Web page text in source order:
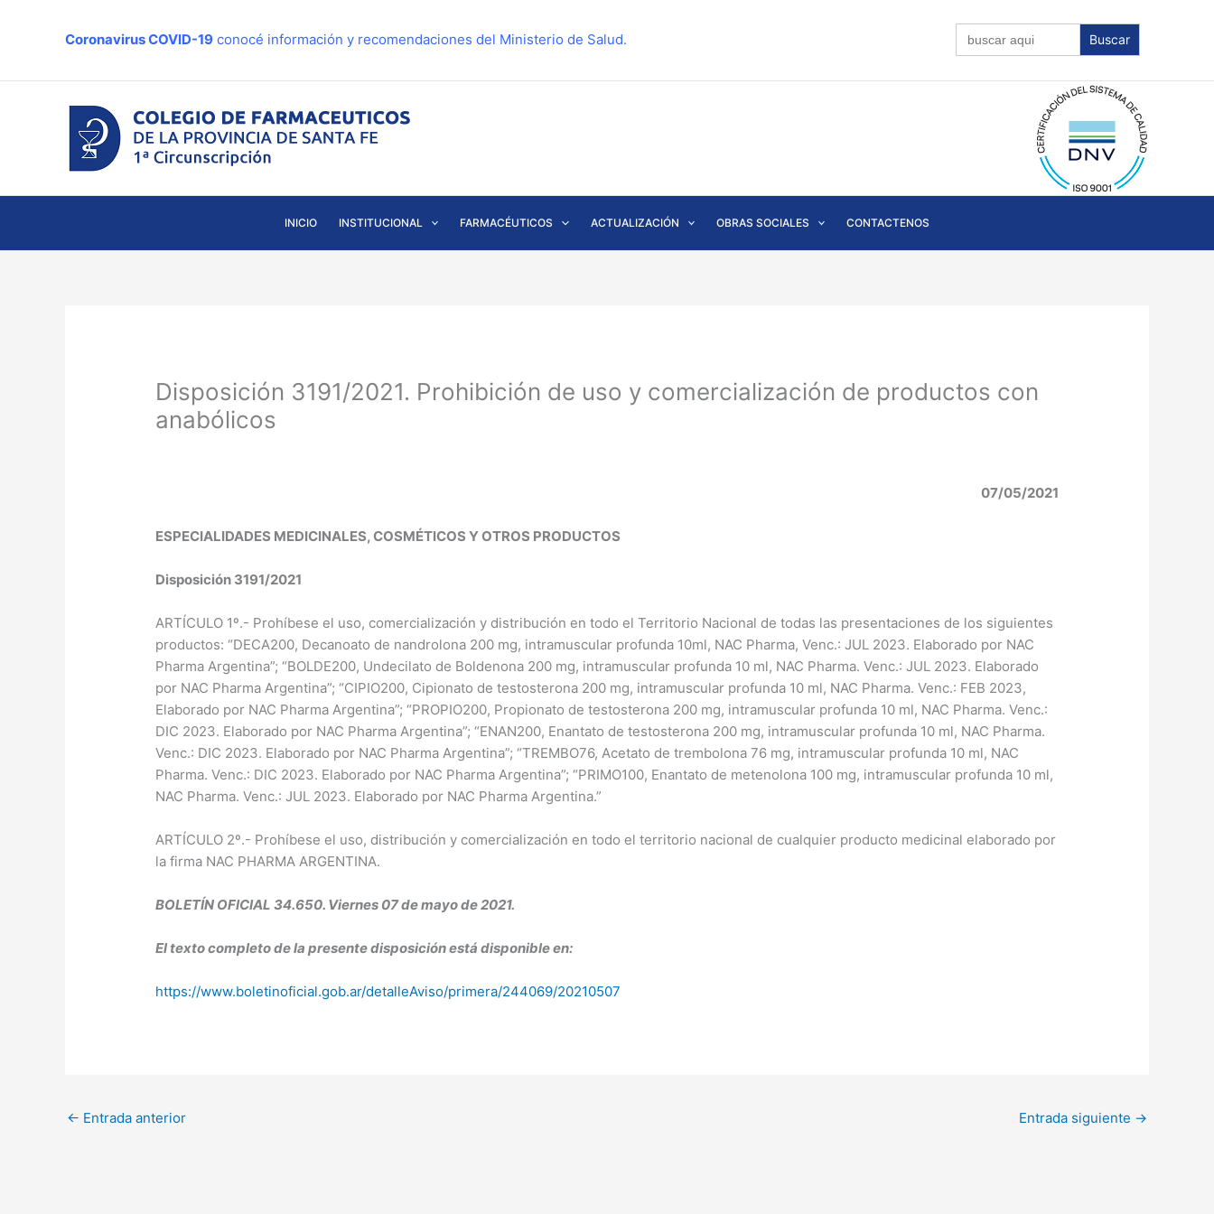
Coronavirus COVID-19 conocé información y recomendaciones del Ministerio de Salud.
Buscar:
INICIO INSTITUCIONAL FARMACÉUTICOS ACTUALIZACIÓN OBRAS SOCIALES CONTACTENOS
Disposición 3191/2021. Prohibición de uso y comercialización de productos con
anabólicos
07/05/2021
ESPECIALIDADES MEDICINALES, COSMÉTICOS Y OTROS PRODUCTOS
Disposición 3191/2021
ARTÍCULO 1º.- Prohíbese el uso, comercialización y distribución en todo el Territorio Nacional de todas las presentaciones de los siguientes
productos: “DECA200, Decanoato de nandrolona 200 mg, intramuscular profunda 10ml, NAC Pharma, Venc.: JUL 2023. Elaborado por NAC
Pharma Argentina”; “BOLDE200, Undecilato de Boldenona 200 mg, intramuscular profunda 10 ml, NAC Pharma. Venc.: JUL 2023. Elaborado
por NAC Pharma Argentina”; “CIPIO200, Cipionato de testosterona 200 mg, intramuscular profunda 10 ml, NAC Pharma. Venc.: FEB 2023,
Elaborado por NAC Pharma Argentina”; “PROPIO200, Propionato de testosterona 200 mg, intramuscular profunda 10 ml, NAC Pharma. Venc.:
DIC 2023. Elaborado por NAC Pharma Argentina”; “ENAN200, Enantato de testosterona 200 mg, intramuscular profunda 10 ml, NAC Pharma.
Venc.: DIC 2023. Elaborado por NAC Pharma Argentina”; “TREMBO76, Acetato de trembolona 76 mg, intramuscular profunda 10 ml, NAC
Pharma. Venc.: DIC 2023. Elaborado por NAC Pharma Argentina”; “PRIMO100, Enantato de metenolona 100 mg, intramuscular profunda 10 ml,
NAC Pharma. Venc.: JUL 2023. Elaborado por NAC Pharma Argentina.”
ARTÍCULO 2º.- Prohíbese el uso, distribución y comercialización en todo el territorio nacional de cualquier producto medicinal elaborado por
la firma NAC PHARMA ARGENTINA.
BOLETÍN OFICIAL 34.650. Viernes 07 de mayo de 2021.
El texto completo de la presente disposición está disponible en:
https://www.boletinoficial.gob.ar/detalleAviso/primera/244069/20210507
← Entrada anterior Entrada siguiente →